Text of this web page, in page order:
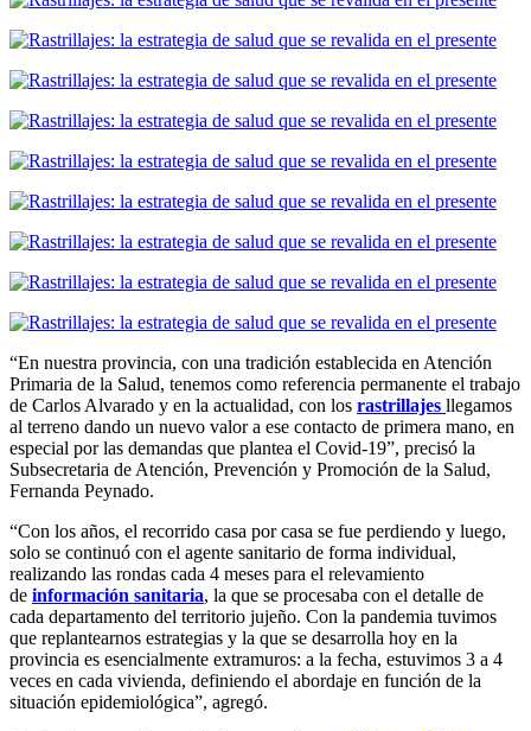
“En nuestra provincia, con una tradición establecida en Atención
Primaria de la Salud, tenemos como referencia permanente el trabajo
de Carlos Alvarado y en la actualidad, con los rastrillajes llegamos
al terreno dando un nuevo valor a ese contacto de primera mano, en
especial por las demandas que plantea el Covid-19”, precisó la
Subsecretaria de Atención, Prevención y Promoción de la Salud,
Fernanda Peynado.
“Con los años, el recorrido casa por casa se fue perdiendo y luego,
solo se continuó con el agente sanitario de forma individual,
realizando las rondas cada 4 meses para el relevamiento
de información sanitaria, la que se procesaba con el detalle de
cada departamento del territorio jujeño. Con la pandemia tuvimos
que replantearnos estrategias y la que se desarrolla hoy en la
provincia es esencialmente extramuros: a la fecha, estuvimos 3 a 4
veces en cada vivienda, definiendo el abordaje en función de la
situación epidemiológica”, agregó.